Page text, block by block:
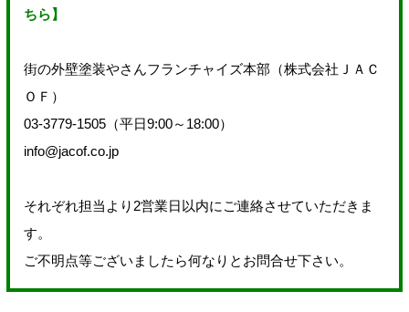
ちら】
街の外壁塗装やさんフランチャイズ本部（株式会社ＪＡＣ
ＯＦ）
03-3779-1505（平日9:00～18:00）
info@jacof.co.jp
それぞれ担当より2営業日以内にご連絡させていただきま
す。
ご不明点等ございましたら何なりとお問合せ下さい。